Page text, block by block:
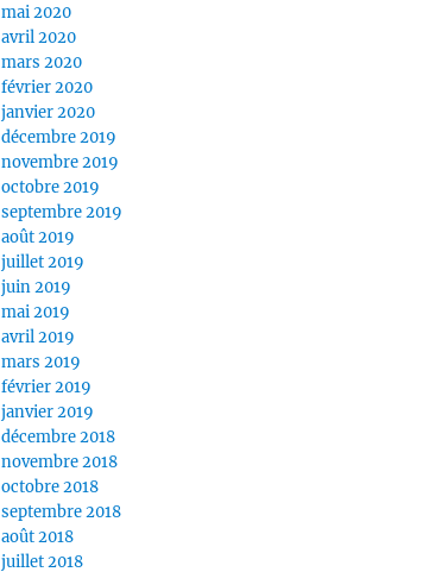
mai 2020
avril 2020
mars 2020
février 2020
janvier 2020
décembre 2019
novembre 2019
octobre 2019
septembre 2019
août 2019
juillet 2019
juin 2019
mai 2019
avril 2019
mars 2019
février 2019
janvier 2019
décembre 2018
novembre 2018
octobre 2018
septembre 2018
août 2018
juillet 2018